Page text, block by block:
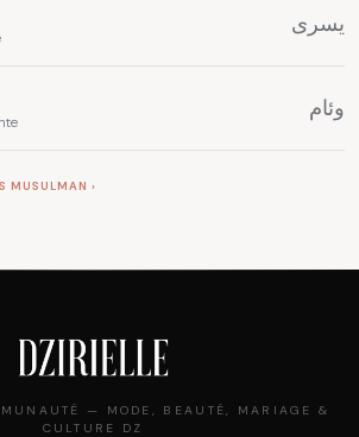
يسرى
وئام
MUSULMAN ›
— MODE, BEAUTÉ, MARIAGE &
CULTURE DZ